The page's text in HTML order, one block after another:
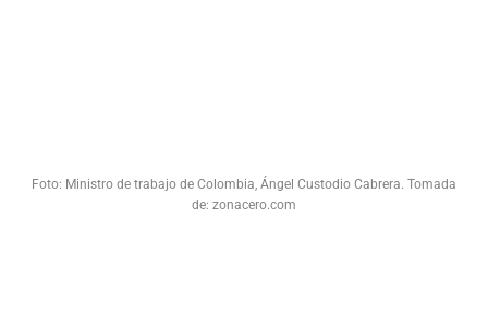
Foto: Ministro de trabajo de Colombia, Ángel Custodio Cabrera. Tomada
de: zonacero.com